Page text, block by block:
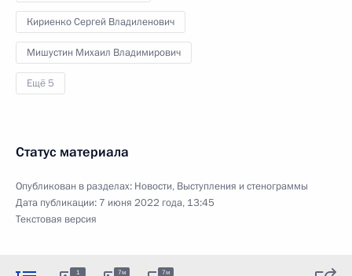
Кириенко Сергей Владиленович
Мишустин Михаил Владимирович
Ещё 5
Статус материала
Опубликован в разделах: Новости, Выступления и стенограммы
Дата публикации: 7 июня 2022 года, 13:45
Текстовая версия
1 7м 7м